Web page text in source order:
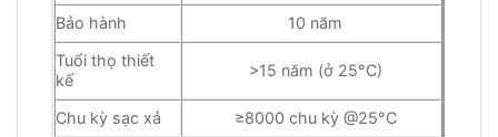
Bảo hành
10 năm
Tuổi thọ thiết
kế
>15 năm (ở 25°C)
Chu kỳ sạc xả
≥8000 chu kỳ @25°C